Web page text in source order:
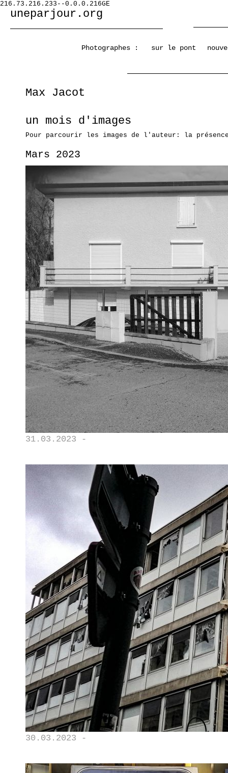
216.73.216.233--0.0.0.216GE
uneparjour.org
Photographes : sur le pont
Max Jacot
un mois d'images
Pour parcourir les images de l'auteur: la
Mars 2023
31.03.2023 -
30.03.2023 -